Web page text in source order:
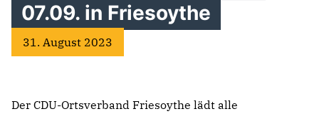
07.09. in Friesoythe
31. August 2023
Der CDU-Ortsverband Friesoythe lädt alle